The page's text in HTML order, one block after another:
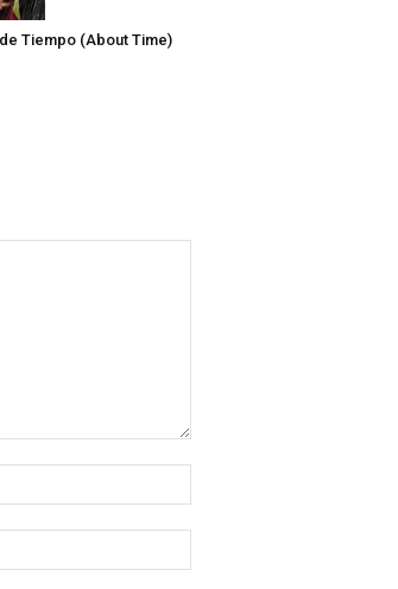
Tiempo (About Time)